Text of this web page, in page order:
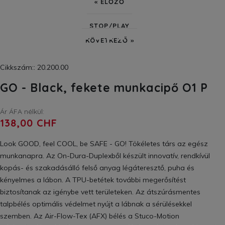
STOP/PLAY
KÖVETKEZŐ »
Cikkszám:: 20.200.00
GO - Black, fekete munkacipő O1 P
Ár ÁFA nélkül:
138,00 CHF
Look GOOD, feel COOL, be SAFE - GO! Tökéletes társ az egész
munkanapra. Az On-Dura-Duplexből készült innovatív, rendkívül
kopás- és szakadásálló felső anyag légáteresztő, puha és
kényelmes a lábon. A TPU-betétek további megerősítést
biztosítanak az igénybe vett területeken. Az átszúrásmentes
talpbélés optimális védelmet nyújt a lábnak a sérülésekkel
szemben. Az Air-Flow-Tex (AFX) bélés a Stuco-Motion